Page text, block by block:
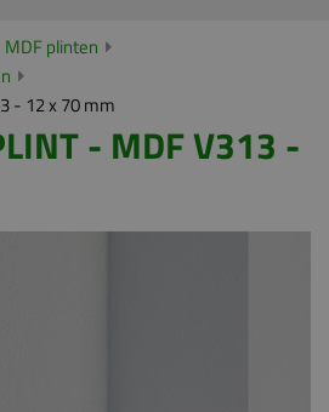
MDF plinten
- 12 x 70 mm
- MDF V313 -